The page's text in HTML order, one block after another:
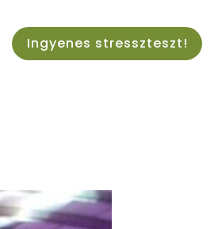
Ingyenes stresszteszt!